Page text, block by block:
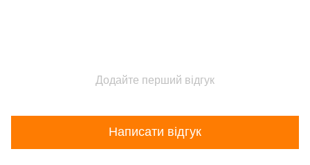
Додайте перший відгук
Написати відгук